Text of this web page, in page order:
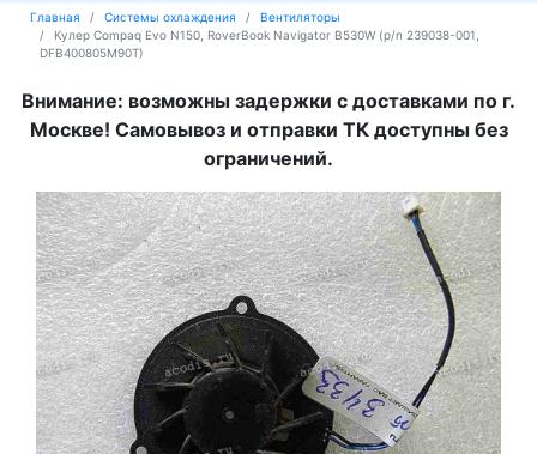
Главная Системы охлаждения
Вентиляторы
Кулер Compaq Evo N150, RoverBook Navigator B530W (p/n 239038-001,
DFB400805M90T)
Внимание: возможны задержки с доставками по г.
Москве! Самовывоз и отправки ТК доступны без
ограничений.